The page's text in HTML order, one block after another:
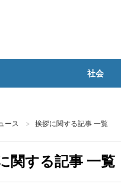
社会
ース 挨拶に関する記事 一覧
関する記事 一覧